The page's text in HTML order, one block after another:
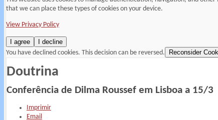
that we can place these types of cookies on your device.
View Privacy Policy
I agree
I decline
You have declined cookies. This decision can be reversed.
Reconsider
Doutrina
Conferência de Dilma Roussef em Lisboa a 15/3
Imprimir
Email